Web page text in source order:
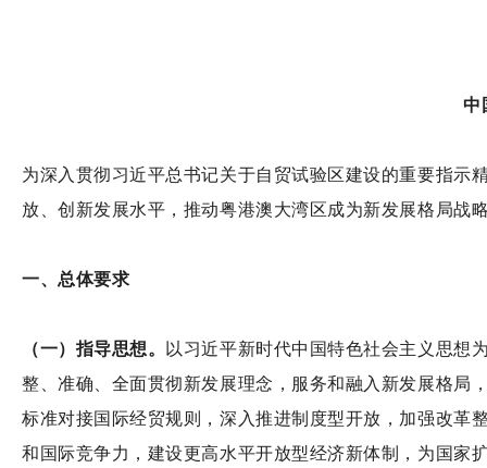
中
为深入贯彻习近平总书记关于自贸试验区建设的重要指示
放、创新发展水平，推动粤港澳大湾区成为新发展格局战
一、总体要求
（一）指导思想。 以习近平新时代中国特色社会主义思想
整、准确、全面贯彻新发展理念，服务和融入新发展格局
标准对接国际经贸规则，深入推进制度型开放，加强改革
和国际竞争力，建设更高水平开放型经济新体制，为国家